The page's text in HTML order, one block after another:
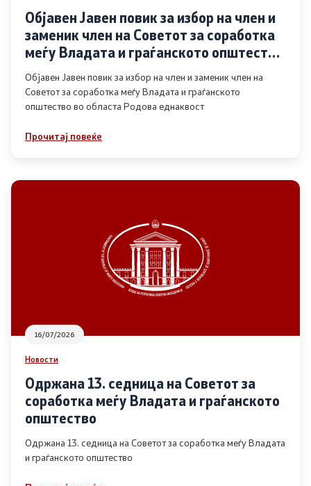
Отворени денови за иницијативи на граѓанските
организации
Финансиска поддршка
Извештаи
Список на ОЈИ
Контакт
Објавен Јавен повик за избор на член и
заменик член на Советот за соработка
меѓу Владата и граѓанското општество
во областа Родова еднаквост
Објавен Јавен повик за избор на член и заменик член на
Советот за соработка меѓу Владата и граѓанското
општество во областа Родова еднаквост
Прочитај повеќе
16/07/2026
Новости
Одржана 13. седница на Советот за
соработка меѓу Владата и граѓанското
општество
Одржана 13. седница на Советот за соработка меѓу Владата
и граѓанското општество